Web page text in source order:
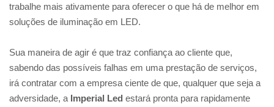
trabalhe mais ativamente para oferecer o que há de melhor em
soluções de iluminação em LED.
Sua maneira de agir é que traz confiança ao cliente que,
sabendo das possíveis falhas em uma prestação de serviços,
irá contratar com a empresa ciente de que, qualquer que seja a
adversidade, a Imperial Led estará pronta para rapidamente